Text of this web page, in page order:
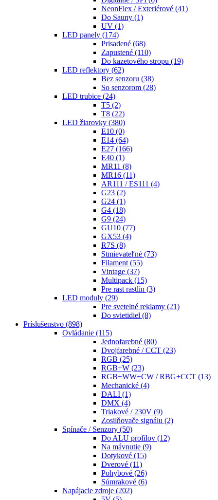
NeonFlex / Exteriérové (41)
Do Sauny (1)
UV (1)
LED panely (174)
Prisadené (68)
Zapustené (110)
Do kazetového stropu (19)
LED reflektory (62)
Bez senzoru (38)
So senzorom (28)
LED trubice (24)
T5 (2)
T8 (22)
LED žiarovky (380)
E10 (0)
E14 (64)
E27 (166)
E40 (1)
MR11 (8)
MR16 (11)
AR111 / ES111 (4)
G23 (2)
G24 (1)
G4 (18)
G9 (24)
GU10 (77)
GX53 (4)
R7S (8)
Stmievateľné (73)
Filament (55)
Vintage (37)
Multipack (15)
Pre rast rastlín (3)
LED moduly (29)
Pre svetelné reklamy (21)
Do svietidiel (8)
Príslušenstvo (898)
Ovládanie (115)
Jednofarebné (80)
Dvojfarebné / CCT (23)
RGB (25)
RGB+W (23)
RGB+WW+CW / RBG+CCT (13)
Mechanické (4)
DALI (1)
DMX (4)
Triakové / 230V (9)
Zosilňovače signálu (2)
Spínače / Senzory (50)
Do ALU profilov (12)
Na mávnutie (9)
Dotykové (15)
Dverové (11)
Pohybové (26)
Súmrakové (6)
Napájacie zdroje (202)